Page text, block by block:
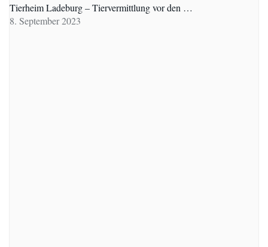
Tierheim Ladeburg – Tiervermittlung vor den …
8. September 2023